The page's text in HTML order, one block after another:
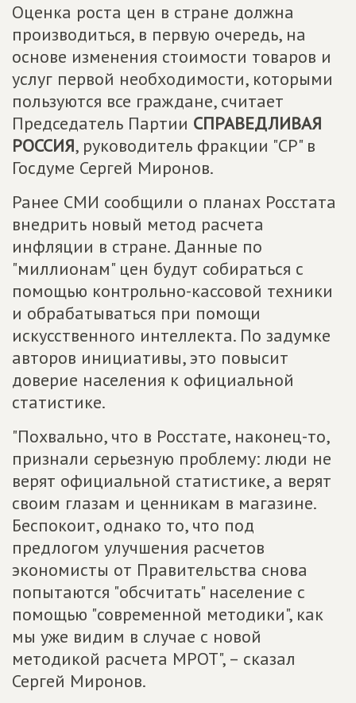
Оценка роста цен в стране должна
производиться, в первую очередь, на
основе изменения стоимости товаров и
услуг первой необходимости, которыми
пользуются все граждане, считает
Председатель Партии СПРАВЕДЛИВАЯ
РОССИЯ, руководитель фракции "СР" в
Госдуме Сергей Миронов.
Ранее СМИ сообщили о планах Росстата
внедрить новый метод расчета
инфляции в стране. Данные по
"миллионам" цен будут собираться с
помощью контрольно-кассовой техники
и обрабатываться при помощи
искусственного интеллекта. По задумке
авторов инициативы, это повысит
доверие населения к официальной
статистике.
"Похвально, что в Росстате, наконец-то,
признали серьезную проблему: люди не
верят официальной статистике, а верят
своим глазам и ценникам в магазине.
Беспокоит, однако то, что под
предлогом улучшения расчетов
экономисты от Правительства снова
попытаются "обсчитать" население с
помощью "современной методики", как
мы уже видим в случае с новой
методикой расчета МРОТ", – сказал
Сергей Миронов.